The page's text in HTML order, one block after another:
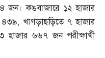
জন। কঙবাজারে ১২ হাজার
৪৩৯, খাগড়াছড়িতে ৭ হাজার
৬৬৭ জন পরীক্ষার্থী